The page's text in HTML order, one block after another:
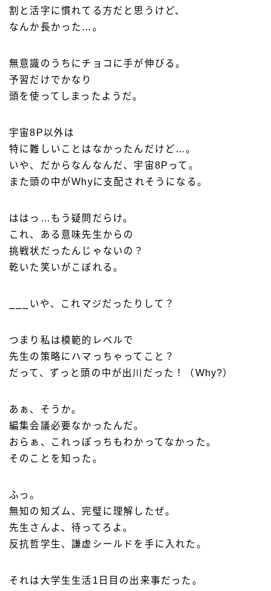
割と活字に慣れてる方だと思うけど、
なんか長かった…。
無意識のうちにチョコに手が伸びる。
予習だけでかなり
頭を使ってしまったようだ。
宇宙8P以外は
特に難しいことはなかったんだけど…。
いや、だからなんなんだ、宇宙8Pって。
また頭の中がWhyに支配されそうになる。
ははっ…もう疑問だらけ。
これ、ある意味先生からの
挑戦状だったんじゃないの？
乾いた笑いがこぼれる。
⎯⎯⎯いや、これマジだったりして？
つまり私は模範的レベルで
先生の策略にハマっちゃってこと？
だって、ずっと頭の中が出川だった！（Why?）
あぁ、そうか。
編集会議必要なかったんだ。
おらぁ、これっぽっちもわかってなかった。
そのことを知った。
ふっ。
無知の知ズム、完璧に理解したぜ。
先生さんよ、待ってろよ。
反抗哲学生、謙虚シールドを手に入れた。
それは大学生生活1日目の出来事だった。